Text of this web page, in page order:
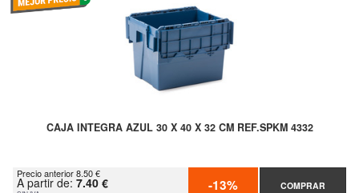
CAJA INTEGRA AZUL 30 X 40 X 32 CM REF.SPKM 4332
Precio anterior 8.50 €
A partir de: 7.40 € -13% COMPRAR